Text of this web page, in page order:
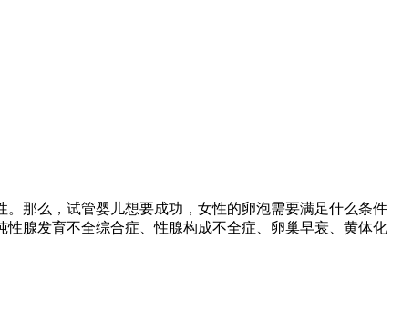
那么，试管婴儿想要成功，女性的卵泡需要满足什么条件
腺发育不全综合症、性腺构成不全症、卵巢早衰、黄体化